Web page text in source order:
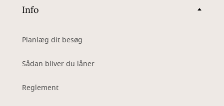
Info
Planlæg dit besøg
Sådan bliver du låner
Reglement